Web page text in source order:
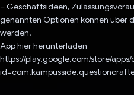
– Geschäftsideen,
genannten Optionen können über
werden.
App hier herunterladen
https://play.google.com/store/apps/